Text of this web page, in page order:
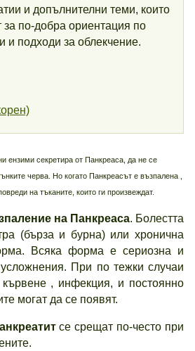
и допълнителни теми, които
за по-добра ориентация по
и подходи за облекчение.
ензими секретира от Панкреаса, да не се
черва. Но когато Панкреасът е възпалена ,
на тъканите, които ги произвеждат.
на Панкреаса. Болестта
(бърза и бурна) или хронична
Всяка форма е сериозна и
При по тежки случаи
, инфекция, и постоянно
могат да се появят.
се срещат по-често при